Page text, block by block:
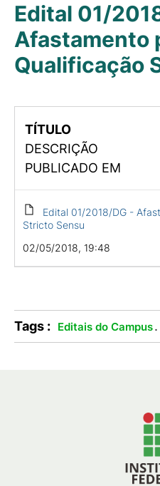
Edital 01/
Afastamento
Qualificação
TÍTULO
DESCRIÇÃO
PUBLICADO EM
Edital 01/2018/DG -
Stricto Sensu
02/05/2018, 19:48
Tags : Editais do Campus.